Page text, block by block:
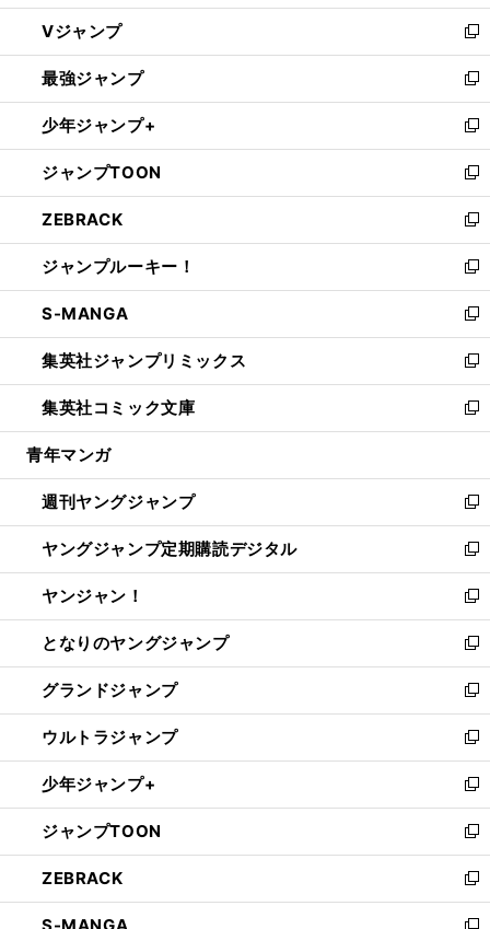
ウ
ィ
ン
ド
ウ
で
開
く
し
い
ウ
ィ
ン
ド
ウ
で
開
く
Vジャンプ
新
し
い
ウ
ィ
ン
ド
ウ
で
開
く
最強ジャンプ
新
し
い
ウ
ィ
ン
ド
ウ
で
開
く
少年ジャンプ+
新
し
い
ウ
ィ
ン
ド
ウ
で
開
く
ジャンプTOON
新
し
い
ウ
ィ
ン
ド
ウ
で
開
く
ZEBRACK
新
し
い
ウ
ィ
ン
ド
ウ
で
開
ジャンプルーキー！
新
し
い
ウ
ィ
ン
ド
ウ
開
く
S-MANGA
新
し
い
ウ
ィ
ン
ウ
で
開
く
集英社ジャンプリミックス
新
し
い
ウ
ン
ド
ウ
で
開
く
集英社コミック文庫
新
し
ウ
ィ
ン
ド
ウ
で
開
く
青年マンガ
週刊ヤングジャンプ
新
し
い
ウ
ィ
ン
ド
ウ
で
開
く
ヤングジャンプ定期購読デジタル
新
し
い
ウ
ィ
ン
ド
ウ
で
開
く
ヤンジャン！
新
し
い
ウ
ィ
ン
ド
ウ
で
開
く
となりのヤングジャンプ
新
し
い
ウ
ィ
ン
ド
ウ
で
開
く
グランドジャンプ
新
し
い
ウ
ィ
ン
ド
ウ
で
開
く
ウルトラジャンプ
新
し
い
ウ
ィ
ン
ド
ウ
少年ジャンプ+
新
し
い
ウ
ィ
ン
ジャンプTOON
新
し
い
ウ
ZEBRACK
新
し